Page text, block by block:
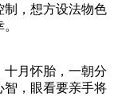
制，想方设法物色
月怀胎，一朝分
智，眼看要亲手将